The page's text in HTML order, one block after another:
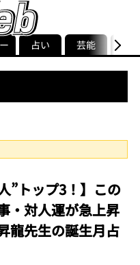
smart最新号
記事一覧ランキング
ストリ
占い 芸能 グル
”トップ3！】この
・対人運が急上昇
龍先生の誕生月占